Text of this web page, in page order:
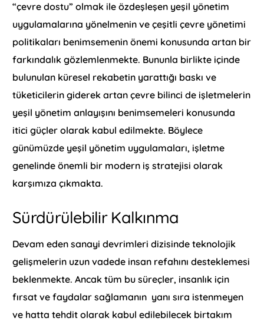
“çevre dostu” olmak ile özdeşleşen yeşil yönetim
uygulamalarına yönelmenin ve çeşitli çevre yönetimi
politikaları benimsemenin önemi konusunda artan bir
farkındalık gözlemlenmekte. Bununla birlikte içinde
bulunulan küresel rekabetin yarattığı baskı ve
tüketicilerin giderek artan çevre bilinci de işletmelerin
yeşil yönetim anlayışını benimsemeleri konusunda
itici güçler olarak kabul edilmekte. Böylece
günümüzde yeşil yönetim uygulamaları, işletme
genelinde önemli bir modern iş stratejisi olarak
karşımıza çıkmakta.
Sürdürülebilir Kalkınma
Devam eden sanayi devrimleri dizisinde teknolojik
gelişmelerin uzun vadede insan refahını desteklemesi
beklenmekte. Ancak tüm bu süreçler, insanlık için
fırsat ve faydalar sağlamanın yanı sıra istenmeyen
ve hatta tehdit olarak kabul edilebilecek birtakım